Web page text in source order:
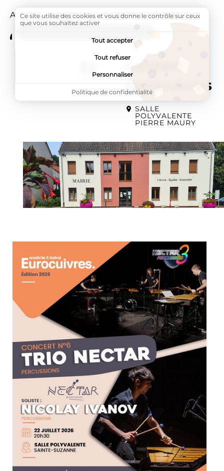
Accueil Agenda Page active :
Concert Eurocuivres
Concert
Eurocuivres
SALLE
POLYVALENTE
PIERRE MAURY
22
juillet
Ce site utilise des cookies et vous donne le contrôle sur ceux
que vous souhaitez activer
Tout accepter
Tout refuser
Personnaliser
Politique de confidentialité